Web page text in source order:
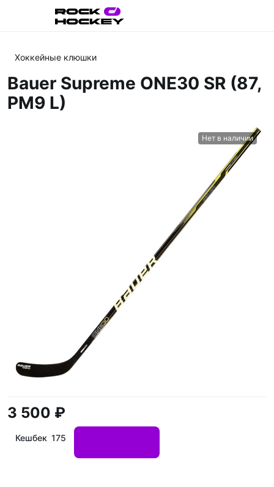
Хоккейные клюшки
Bauer Supreme ONE30 SR (87,
PM9 L)
Нет в наличии
3 500 ₽
Кешбек 175